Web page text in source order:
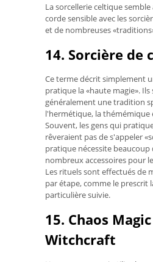
La sorcellerie celtique
corde sensible avec les
et de nombreuses
14. Sorcière de
Ce terme décrit simplement
pratique la «haute magie».
généralement une tradition
l'hermétique, la thémémique
Souvent, les gens qui
rêveraient pas de s'appeler
pratique nécessite
nombreux accessoires pour
Les rituels sont effectués de
par étape, comme le prescrit
particulière suivie.
15. Chaos
Witchcraft